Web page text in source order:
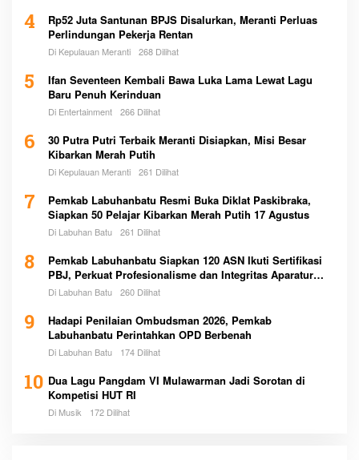
4
Rp52 Juta Santunan BPJS Disalurkan, Meranti Perluas
Perlindungan Pekerja Rentan
Di Kepulauan Meranti 268 Dilihat
5
Ifan Seventeen Kembali Bawa Luka Lama Lewat Lagu
Baru Penuh Kerinduan
Di Entertainment 266 Dilihat
6
30 Putra Putri Terbaik Meranti Disiapkan, Misi Besar
Kibarkan Merah Putih
Di Kepulauan Meranti 261 Dilihat
7
Pemkab Labuhanbatu Resmi Buka Diklat Paskibraka,
Siapkan 50 Pelajar Kibarkan Merah Putih 17 Agustus
Di Labuhan Batu 261 Dilihat
8
Pemkab Labuhanbatu Siapkan 120 ASN Ikuti Sertifikasi
PBJ, Perkuat Profesionalisme dan Integritas Aparatur
Pemerintah
Di Labuhan Batu 260 Dilihat
9
Hadapi Penilaian Ombudsman 2026, Pemkab
Labuhanbatu Perintahkan OPD Berbenah
Di Labuhan Batu 174 Dilihat
10 Dua Lagu Pangdam VI Mulawarman Jadi Sorotan di
Kompetisi HUT RI
Di Musik 172 Dilihat